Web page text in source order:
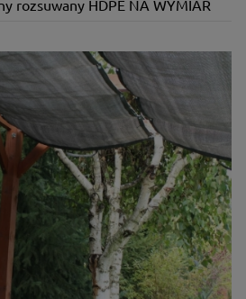
rozsuwany HDPE NA WYMIAR